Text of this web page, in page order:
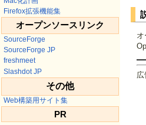
Firefox拡張機能集
オープンソースリンク
SourceForge
SourceForge JP
freshmeet
Slashdot JP
その他
Web構築用サイト集
PR
広